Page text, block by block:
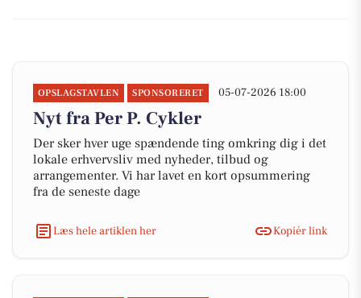
OPSLAGSTAVLEN SPONSORERET 05-07-2026 18:00
Nyt fra Per P. Cykler
Der sker hver uge spændende ting omkring dig i det
lokale erhvervsliv med nyheder, tilbud og
arrangementer. Vi har lavet en kort opsummering
fra de seneste dage
Læs hele artiklen her Kopiér link